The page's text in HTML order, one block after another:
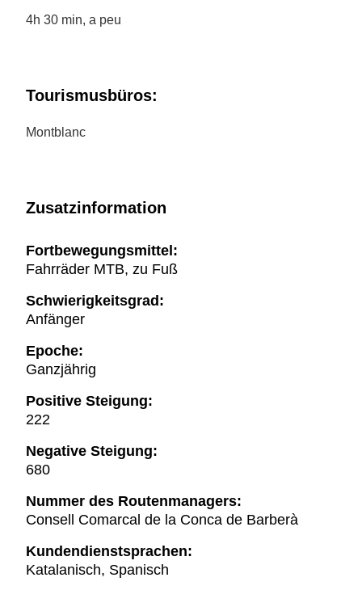
4h 30 min, a peu
Tourismusbüros:
Montblanc
Zusatzinformation
Fortbewegungsmittel:
Fahrräder MTB, zu Fuß
Schwierigkeitsgrad:
Anfänger
Epoche:
Ganzjährig
Positive Steigung:
222
Negative Steigung:
680
Nummer des Routenmanagers:
Consell Comarcal de la Conca de Barberà
Kundendienstsprachen:
Katalanisch, Spanisch